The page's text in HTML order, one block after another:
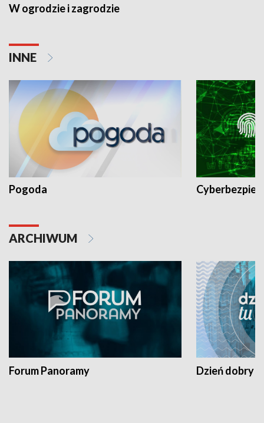
W ogrodzie i zagrodzie
INNE
Pogoda
ARCHIWUM
Forum Panoramy Dzień dobry